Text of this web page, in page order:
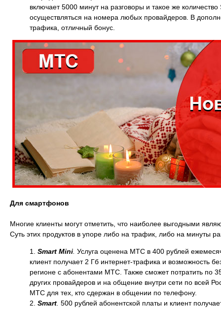
включает 5000 минут на разговоры и такое же
осуществляться на номера любых провайдеров. В
трафика, отличный бонус.
Для смартфонов
Многие клиенты могут отметить, что наиболее выгодными
Суть этих продуктов в упоре либо на трафик, либо на минуты
Smart Mini Услуга оценена МТС в 400 рублей
клиент получает 2 Гб интернет-трафика и возможность
регионе с абонентами МТС. Также сможет потратить по
других провайдеров и на общение внутри сети по всей
МТС для тех, кто сдержан в общении по телефону.
Smart 500 рублей абонентской платы и клиент